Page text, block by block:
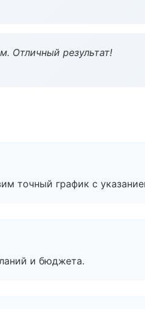
Отличный результат!
точный график с
и бюджета.